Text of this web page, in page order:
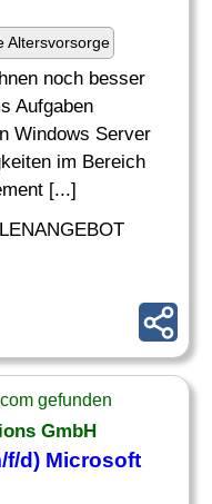
Altersvorsorge
noch besser
Aufgaben
Windows Server
im Bereich
[...]
gefunden
GmbH
f/d) Microsoft